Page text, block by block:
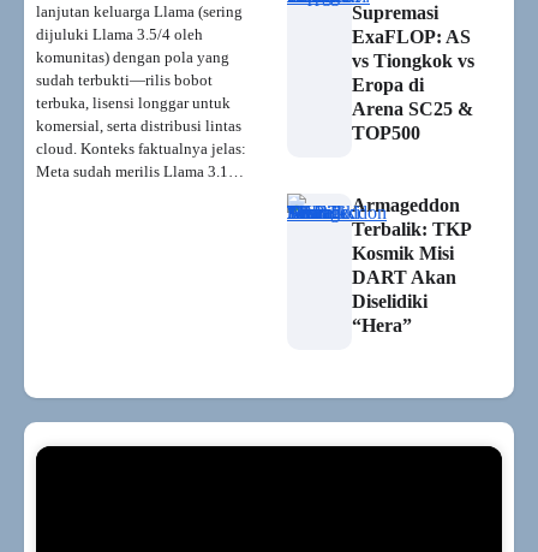
lanjutan keluarga Llama (sering
dijuluki Llama 3.5/4 oleh
komunitas) dengan pola yang
sudah terbukti—rilis bobot
terbuka, lisensi longgar untuk
komersial, serta distribusi lintas
cloud. Konteks faktualnya jelas:
Meta sudah merilis Llama 3.1…
Supremasi
ExaFLOP: AS
vs Tiongkok vs
Eropa di
Arena SC25 &
TOP500
Armageddon
Terbalik: TKP
Kosmik Misi
DART Akan
Diselidiki
“Hera”